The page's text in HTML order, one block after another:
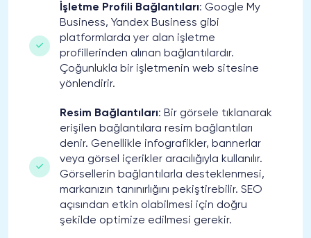
İşletme Profili Bağlantıları: Google My
Business, Yandex Business gibi
platformlarda yer alan işletme
profillerinden alınan bağlantılardır.
Çoğunlukla bir işletmenin web sitesine
yönlendirir.
Resim Bağlantıları: Bir görsele tıklanarak
erişilen bağlantılara resim bağlantıları
denir. Genellikle infografikler, bannerlar
veya görsel içerikler aracılığıyla kullanılır.
Görsellerin bağlantılarla desteklenmesi,
markanızın tanınırlığını pekiştirebilir. SEO
açısından etkin olabilmesi için doğru
şekilde optimize edilmesi gerekir.